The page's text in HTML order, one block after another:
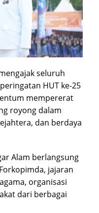
seluruh
HUT ke-25
mempererat
royong dalam
dan berdaya
Alam berlangsung
jajaran
organisasi
dari berbagai